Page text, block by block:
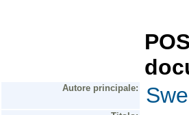
Autore principale: